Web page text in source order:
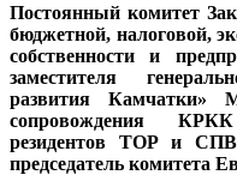
Постоянный комитет
бюджетной, налоговой,
собственности и
заместителя
развития Камчатки»
сопровождения
резидентов ТОР и СПВ.
председатель комитета